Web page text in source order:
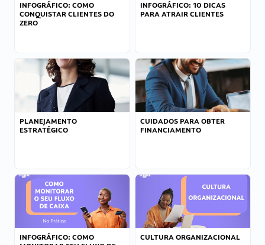
INFOGRÁFICO: COMO
CONQUISTAR CLIENTES DO
ZERO
INFOGRÁFICO: 10 DICAS
PARA ATRAIR CLIENTES
PLANEJAMENTO
ESTRATÉGICO
CUIDADOS PARA OBTER
FINANCIAMENTO
INFOGRÁFICO: COMO
CULTURA ORGANIZACIONAL